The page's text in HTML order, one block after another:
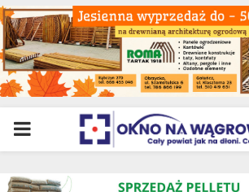
PRIMARY
MENU